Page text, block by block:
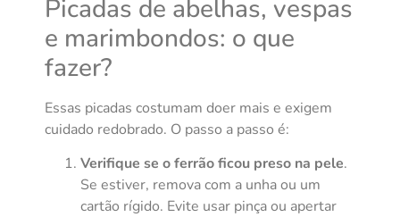
Picadas de abelhas, vespas
e marimbondos: o que
fazer?
Essas picadas costumam doer mais e exigem
cuidado redobrado. O passo a passo é:
Verifique se o ferrão ficou preso na pele.
Se estiver, remova com a unha ou um
cartão rígido. Evite usar pinça ou apertar